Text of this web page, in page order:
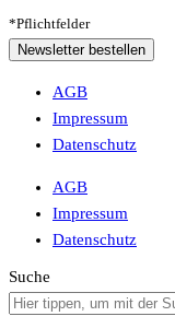
*Pflichtfelder
Newsletter bestellen
AGB
Impressum
Datenschutz
AGB
Impressum
Datenschutz
Suche